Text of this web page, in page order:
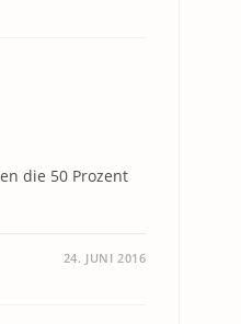
die 50 Prozent
24. JUNI 2016